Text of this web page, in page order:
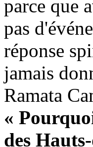
parce que
pas
réponse
jamais
Ramata
«
des